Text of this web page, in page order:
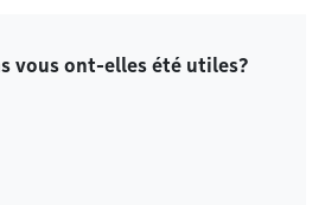
vous ont-elles été utiles?